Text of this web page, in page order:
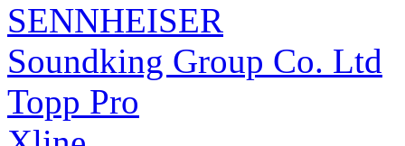
SENNHEISER
Soundking Group Co. Ltd
Topp Pro